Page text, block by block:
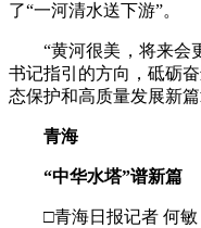
了“一河清水送下游”。
“黄河很美，将来会更
书记指引的方向，砥砺
态保护和高质量发展新篇
青海
“中华水塔”谱新篇
□青海日报记者 何敏